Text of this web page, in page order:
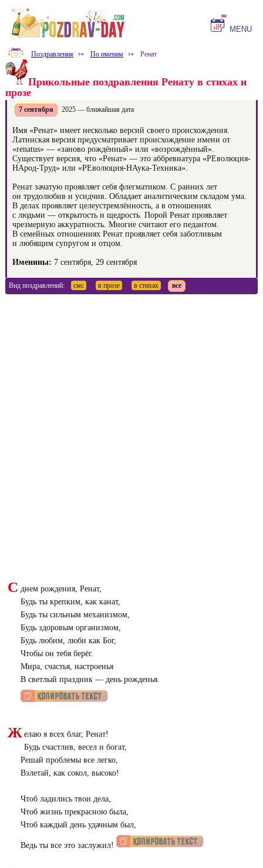
MENU
Поздравления ⤐ По именам ⤐ Ренат
Прикольные поздравления Ренату в стихах и
прозе
7 сентября 2025 — ближайшая дата
Имя «Ренат» имеет несколько версий своего происхождения.
Латинская версия предусматривает происхождение имени от
«renatus» — «заново рождённый» или «возрождённый».
Существует версия, что «Ренат» — это аббревиатура «РЕволюция-
НАрод-Труд» или «РЕволюция-НАука-Техника».
Ренат зачатую проявляет себя флегматиком. С ранних лет
он трудолюбив и усидчив. Обладает аналитическим складом ума.
В делах проявляет целеустремлённость, а в отношениях
с людьми — открытость и щедрость. Порой Ренат проявляет
чрезмерную аккуратность. Многие считают его педантом.
В семейных отношениях Ренат проявляет себя заботливым
и любящим супругом и отцом.
Именины: 7 сентября, 29 сентября
Вид поздравлений: смс в прозе в стихах все
С днем рождения, Ренат,
Будь ты крепким, как канат,
Будь ты сильным механизмом,
Будь здоровым организмом,
Будь любим, люби как Бог,
Чтобы он тебя берёг.
Мира, счастья, настроенья
В светлый праздник — день рожденья.
Ж елаю я всех благ, Ренат!
Будь счастлив, весел и богат,
Решай проблемы все легко,
Взлетай, как сокол, высоко!
Чтоб ладились твои дела,
Чтоб жизнь прекрасною была,
Чтоб каждый день удачным был,
Ведь ты все это заслужил!